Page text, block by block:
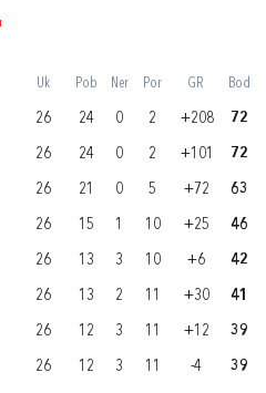
Uk Pob Ner Por GR Bod
26 24 0 2 +208 72
26 24 0 2 +101 72
26 21 0 5 +72 63
26 15 1 10 +25 46
26 13 3 10 +6 42
26 13 2 11 +30 41
26 12 3 11 +12 39
26 12 3 11 -4 39